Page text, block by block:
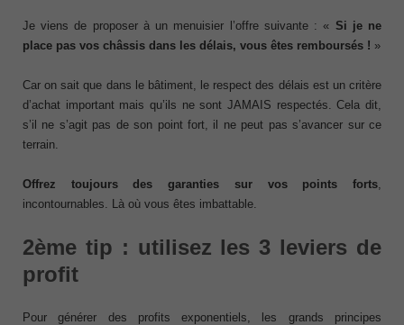
Je viens de proposer à un menuisier l’offre suivante : « Si je ne
place pas vos châssis dans les délais, vous êtes remboursés ! »
Car on sait que dans le bâtiment, le respect des délais est un critère
d’achat important mais qu’ils ne sont JAMAIS respectés. Cela dit,
s’il ne s’agit pas de son point fort, il ne peut pas s’avancer sur ce
terrain.
Offrez toujours des garanties sur vos points forts
incontournables. Là où vous êtes imbattable.
2ème tip : utilisez les 3 leviers de
profit
Pour générer des profits exponentiels, les grands principes